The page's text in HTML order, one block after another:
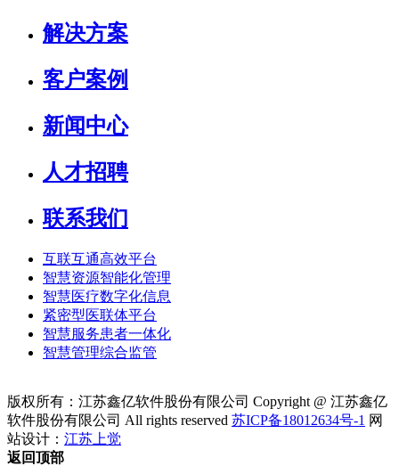
解决方案
客户案例
新闻中心
人才招聘
联系我们
互联互通高效平台
智慧资源智能化管理
智慧医疗数字化信息
紧密型医联体平台
智慧服务患者一体化
智慧管理综合监管
版权所有：江苏鑫亿软件股份有限公司 Copyright @ 江苏鑫亿
软件股份有限公司 All rights reserved 苏ICP备18012634号-1 网
站设计： 江苏上觉
返回顶部